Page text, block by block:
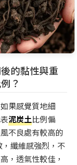
的黏性與重
？
果感覺質地細
泥炭土比例偏
不良處有較高的
纖維感強烈，不
，透氣性較佳，